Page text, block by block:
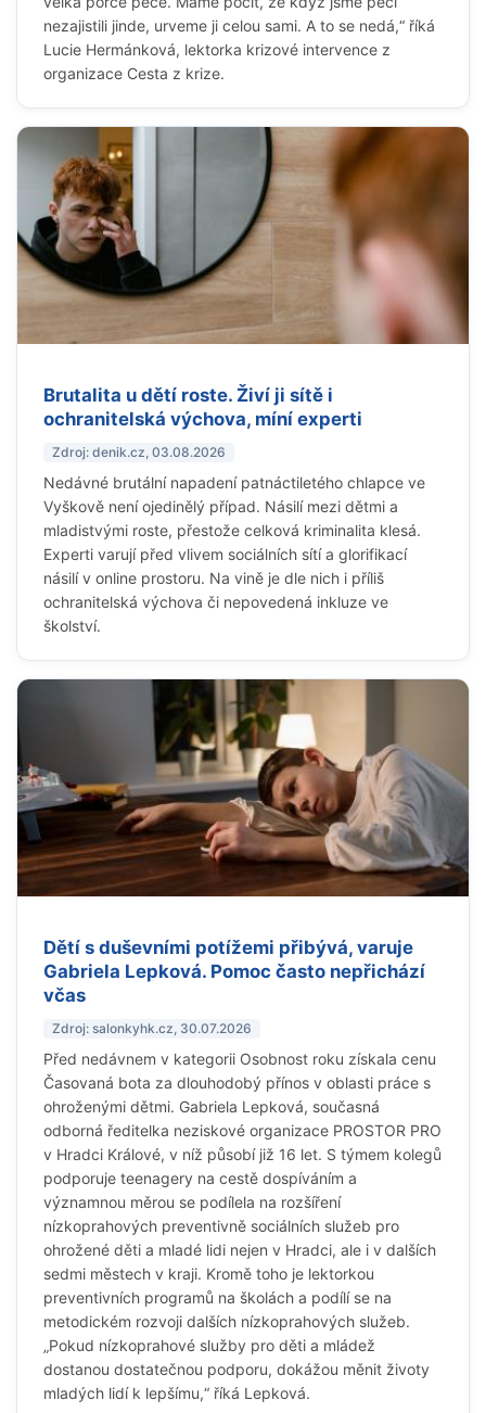
nezajistili jinde, urveme ji celou sami. A to se nedá,“ říká
Lucie Hermánková, lektorka krizové intervence z
organizace Cesta z krize.
Brutalita u dětí roste. Živí ji sítě i
ochranitelská výchova, míní experti
Zdroj: denik.cz, 03.08.2026
Nedávné brutální napadení patnáctiletého chlapce ve
Vyškově není ojedinělý případ. Násilí mezi dětmi a
mladistvými roste, přestože celková kriminalita klesá.
Experti varují před vlivem sociálních sítí a glorifikací
násilí v online prostoru. Na vině je dle nich i příliš
ochranitelská výchova či nepovedená inkluze ve
školství.
Dětí s duševními potížemi přibývá, varuje
Gabriela Lepková. Pomoc často nepřichází
včas
Zdroj: salonkyhk.cz, 30.07.2026
Před nedávnem v kategorii Osobnost roku získala cenu
Časovaná bota za dlouhodobý přínos v oblasti práce s
ohroženými dětmi. Gabriela Lepková, současná
odborná ředitelka neziskové organizace PROSTOR PRO
v Hradci Králové, v níž působí již 16 let. S týmem kolegů
podporuje teenagery na cestě dospíváním a
významnou měrou se podílela na rozšíření
nízkoprahových preventivně sociálních služeb pro
ohrožené děti a mladé lidi nejen v Hradci, ale i v dalších
sedmi městech v kraji. Kromě toho je lektorkou
preventivních programů na školách a podílí se na
metodickém rozvoji dalších nízkoprahových služeb.
„Pokud nízkoprahové služby pro děti a mládež
dostanou dostatečnou podporu, dokážou měnit životy
mladých lidí k lepšímu,“ říká Lepková.